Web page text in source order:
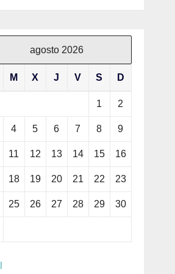
agosto 2026
M X J V S D
1 2
4 5 6 7 8 9
11 12 13 14 15 16
18 19 20 21 22 23
25 26 27 28 29 30